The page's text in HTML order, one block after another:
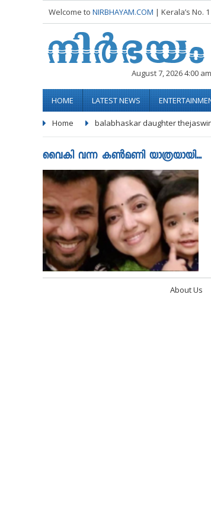
Welcome to NIRBHAYAM.COM | Kerala’s No.
August 7, 2026 4:00 am
HOME LATEST NEWS
Home balabhaskar daughter
വൈകി വന്ന കൺമണി യാത്രയായി...
About Us